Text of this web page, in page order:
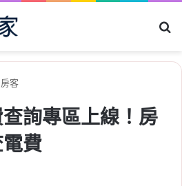
房客
詢專區上線！房
費